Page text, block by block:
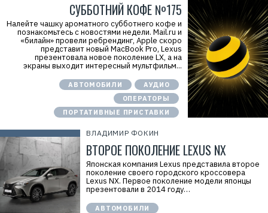
СУББОТНИЙ КОФЕ №175
Налейте чашку ароматного субботнего кофе и
познакомьтесь с новостями недели. Mail.ru и
«билайн» провели ребрендинг, Apple скоро
представит новый MacBook Pro, Lexus
презентовала новое поколение LX, а на
экраны выходит интересный мультфильм...
АВТОМОБИЛИ
АУДИО
ОПЕРАТОРЫ
ПОРТАТИВНЫЕ ПРИСТАВКИ
ВЛАДИМИР ФОКИН
ВТОРОЕ ПОКОЛЕНИЕ LEXUS NX
Японская компания Lexus представила второе
поколение своего городского кроссовера
Lexus NX. Первое поколение модели японцы
презентовали в 2014 году…
АВТОМОБИЛИ